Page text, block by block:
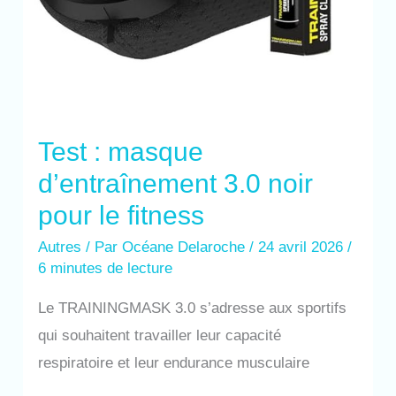
Test : masque
d’entraînement 3.0 noir
pour le fitness
Autres / ParOcéane Delaroche/24 avril 2026/
6 minutes de lecture
Le TRAININGMASK 3.0 s’adresse aux sportifs
qui souhaitent travailler leur capacité
respiratoire et leur endurance musculaire